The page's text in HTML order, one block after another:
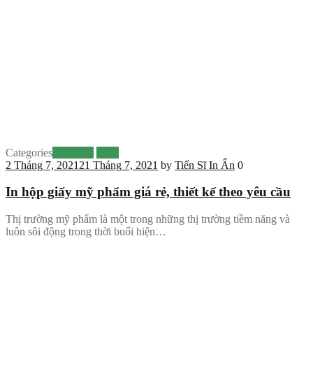
Categories
2 Tháng 7, 2021 21 Tháng 7, 2021 by Tiến Sĩ In Ấn 0
In hộp giấy mỹ phẩm giá rẻ, thiết kế theo yêu cầu
Thị trường mỹ phẩm là một trong những thị trường tiềm năng và
luôn sôi động trong thời buổi hiện…